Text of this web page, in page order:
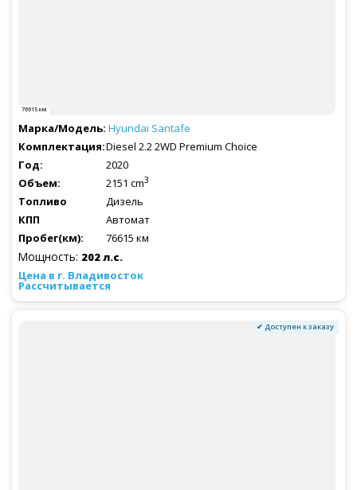
76615 км
Hyundai Santafe
Diesel 2.2 2WD Premium Choice
2020
2151 cm3
Дизель
Автомат
76615 км
Мощность: 202 л.с.
Рассчитывается
✔ Доступен к заказу